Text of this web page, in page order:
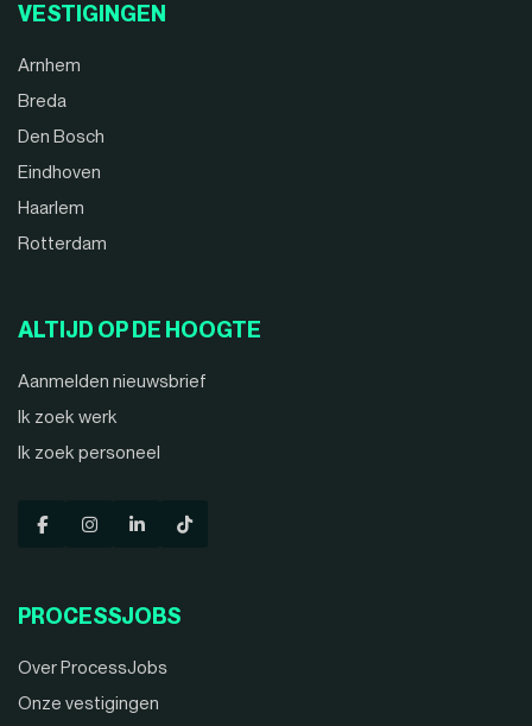
VESTIGINGEN
Arnhem
Breda
Den Bosch
Eindhoven
Haarlem
Rotterdam
ALTIJD OP DE HOOGTE
Aanmelden nieuwsbrief
Ik zoek werk
Ik zoek personeel
PROCESSJOBS
Over ProcessJobs
Onze vestigingen